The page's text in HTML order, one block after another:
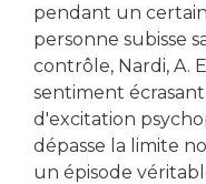
pendant un
personne subisse
contrôle, Nardi, A.
sentiment
d'excitation
dépasse la limite
un épisode